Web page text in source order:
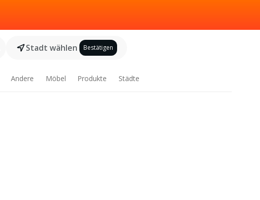
Stadt wählen Bestätigen
Andere Möbel Produkte Städte